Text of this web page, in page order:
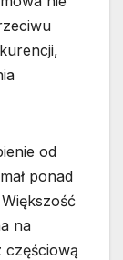
od
ponad
na